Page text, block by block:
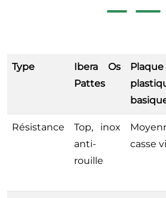
Type
Ibera Os
Pattes
Plaque
Résistance
Top, inox
anti-
rouille
casse